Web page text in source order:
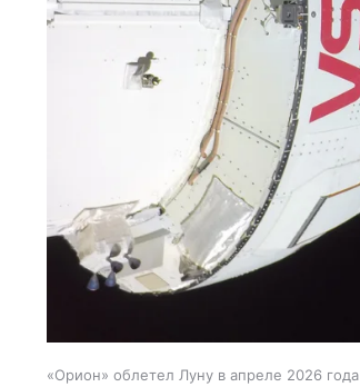
«Орион» облетел Луну в апреле 2026 года